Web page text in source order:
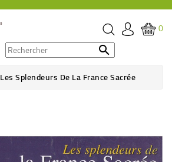
0

Les Splendeurs De La France Sacrée